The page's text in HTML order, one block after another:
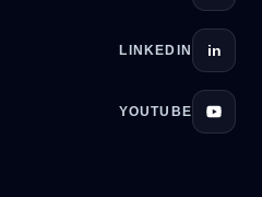
in
LINKEDIN
YOUTUBE